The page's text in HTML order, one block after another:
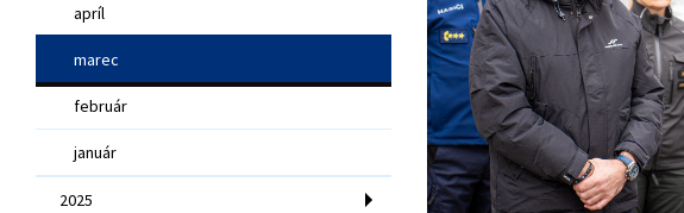
apríl
marec
február
január
2025